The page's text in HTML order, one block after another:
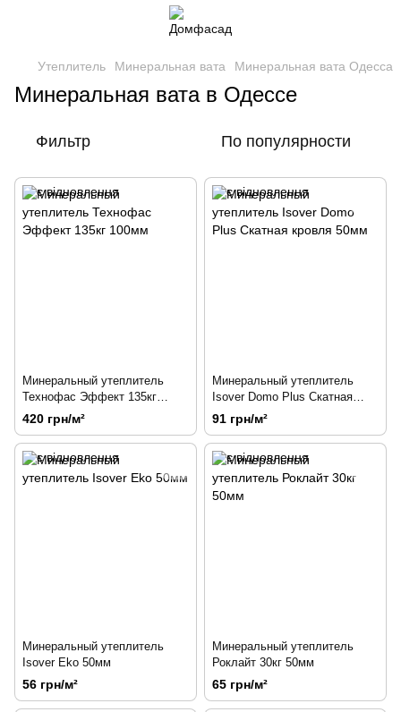
Утеплитель Минеральная вата Минеральная вата Одесса
Минеральная вата в Одессе
Фильтр По популярности
Минеральный утеплитель
Технофас Эффект 135кг
100мм
420 грн/м²
Минеральный утеплитель
Isover Domo Plus Скатная
кровля 50мм
91 грн/м²
Минеральный утеплитель
Isover Eko 50мм
56 грн/м²
Минеральный утеплитель
Роклайт 30кг 50мм
65 грн/м²